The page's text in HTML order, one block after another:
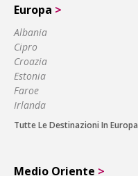
Europa >
Albania
Cipro
Croazia
Estonia
Faroe
Irlanda
Tutte Le Destinazioni In Europa
Medio Oriente >